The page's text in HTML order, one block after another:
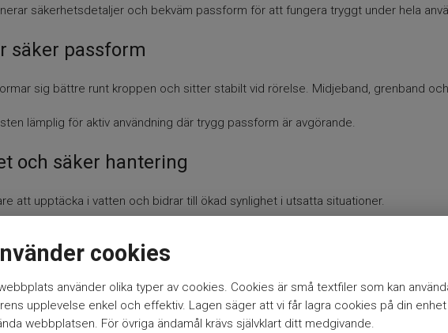
cookies
använder olika typer av cookies. Cookies är små textfiler som kan
upplevelse enkel och effektiv. Lagen säger att vi får lagra cookies på din
webbplatsen. För övriga ändamål krävs självklart ditt medgivande.
säkerhetsdetaljer och bekväm passform för att fungera tryggt under hela
säker passform
sig bättre runt kroppen och sitter stabilt vid rörelse. Midjeband, grenband
lämplig för aktiv användning där trygg passform är avgörande.
och säker hantering
att upptäcka i vatten och bidrar till ökad synlighet i utsatta situationer.
under kragen ger extra säkerhetsfunktioner som är viktiga vid båtliv och fiske.